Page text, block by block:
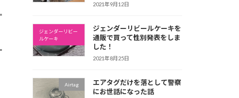
2021年9月12日
ジェンダーリビー
ルケーキ
ジェンダーリビールケーキを
通販で買って性別発表をしま
した！
2021年8月25日
Airtag
エアタグだけを落として警察
にお世話になった話